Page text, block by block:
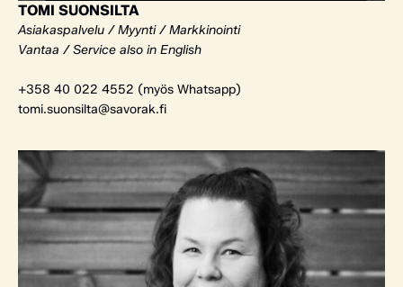
TOMI SUONSILTA
Asiakaspalvelu / Myynti / Markkinointi
Vantaa / Service also in English
+358 40 022 4552 (myös Whatsapp)
tomi.suonsilta@savorak.fi